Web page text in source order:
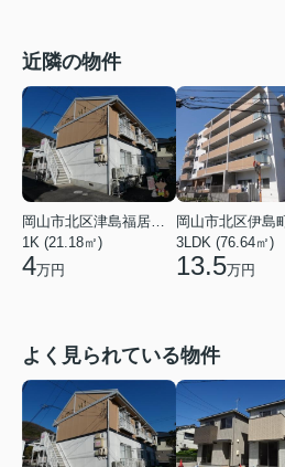
近隣の物件
岡山市北区津島福居１丁目
1K (21.18㎡)
4万円
3LDK (76.64㎡)
13.5万円
よく見られている物件